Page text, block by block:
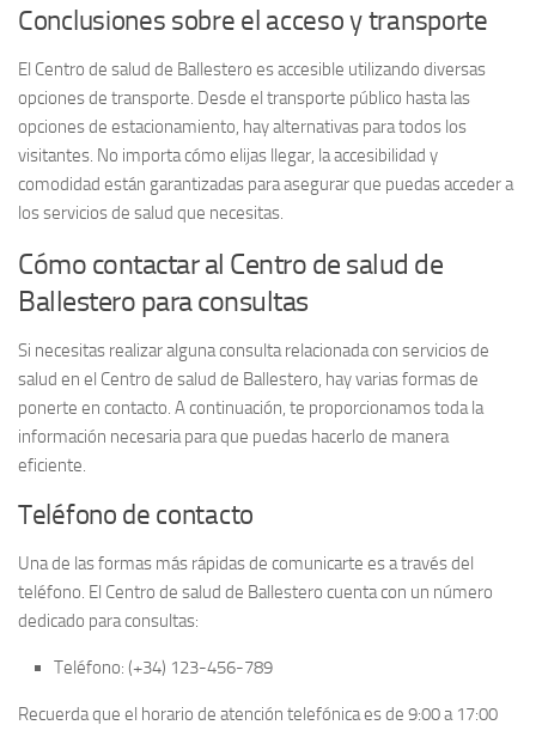
Conclusiones sobre el acceso y transporte
El Centro de salud de Ballestero es accesible utilizando diversas
opciones de transporte. Desde el transporte público hasta las
opciones de estacionamiento, hay alternativas para todos los
visitantes. No importa cómo elijas llegar, la accesibilidad y
comodidad están garantizadas para asegurar que puedas acceder a
los servicios de salud que necesitas.
Cómo contactar al Centro de salud de
Ballestero para consultas
Si necesitas realizar alguna consulta relacionada con servicios de
salud en el Centro de salud de Ballestero, hay varias formas de
ponerte en contacto. A continuación, te proporcionamos toda la
información necesaria para que puedas hacerlo de manera
eficiente.
Teléfono de contacto
Una de las formas más rápidas de comunicarte es a través del
teléfono. El Centro de salud de Ballestero cuenta con un número
dedicado para consultas:
Teléfono: (+34) 123-456-789
Recuerda que el horario de atención telefónica es de 9:00 a 17:00